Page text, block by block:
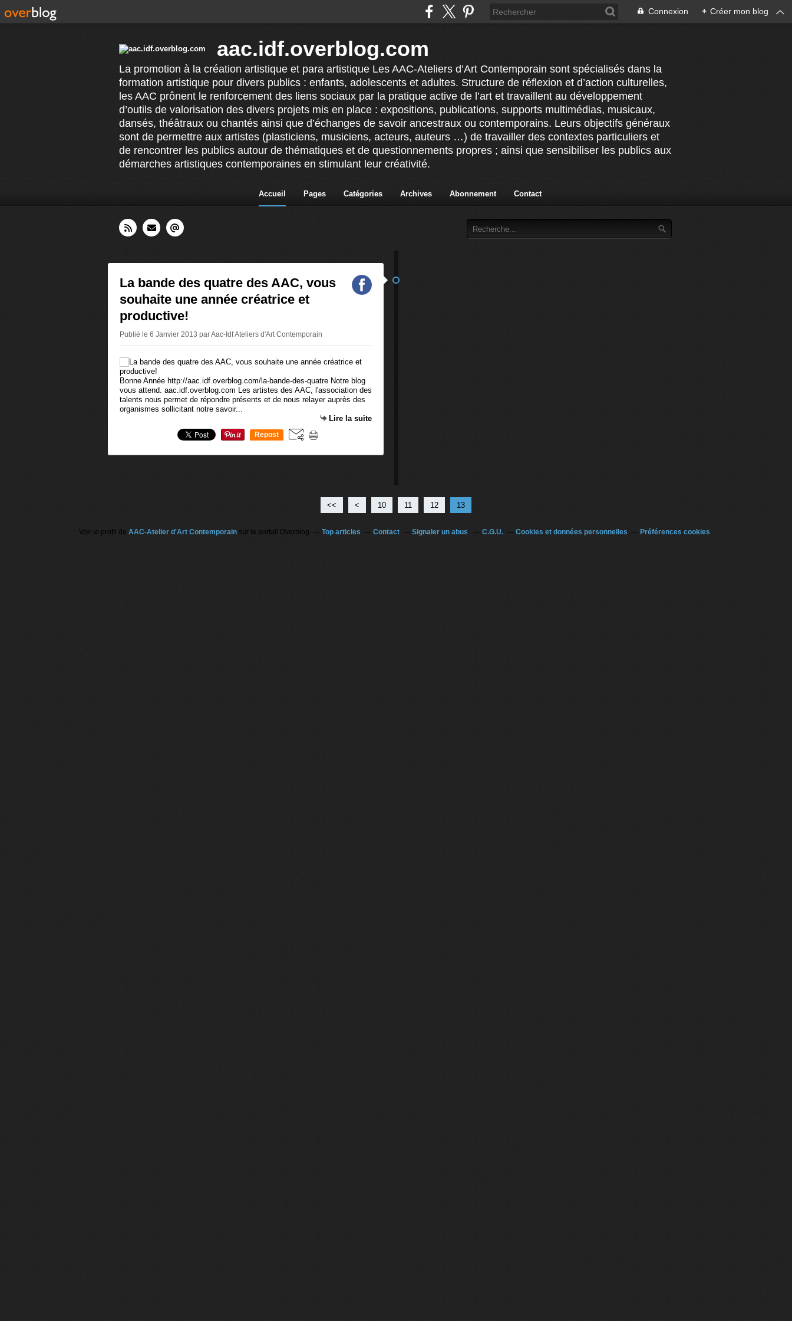
Connexion + Créer mon blog
aac.idf.overblog.com
La promotion à la création artistique et para artistique Les AAC-Ateliers d’Art Contemporain sont spécialisés dans la
formation artistique pour divers publics : enfants, adolescents et adultes. Structure de réflexion et d’action culturelles,
les AAC prônent le renforcement des liens sociaux par la pratique active de l’art et travaillent au développement
d’outils de valorisation des divers projets mis en place : expositions, publications, supports multimédias, musicaux,
dansés, théâtraux ou chantés ainsi que d’échanges de savoir ancestraux ou contemporains. Leurs objectifs généraux
sont de permettre aux artistes (plasticiens, musiciens, acteurs, auteurs …) de travailler des contextes particuliers et
de rencontrer les publics autour de thématiques et de questionnements propres ; ainsi que sensibiliser les publics aux
démarches artistiques contemporaines en stimulant leur créativité.
Accueil Pages Catégories Archives Abonnement Contact
La bande des quatre des AAC, vous
souhaite une année créatrice et
productive!
Publié le 6 Janvier 2013 par Aac-Idf Ateliers d'Art Contemporain
Bonne Année http://aac.idf.overblog.com/la-bande-des-quatre Notre blog
vous attend. aac.idf.overblog.com Les artistes des AAC, l'association des
talents nous permet de répondre présents et de nous relayer auprès des
organismes sollicitant notre savoir...
Lire la suite
Repost
<< < 10 11 12 13
Voir le profil de AAC-Atelier d'Art Contemporainsur le portail Overblog Top articles Contact Signaler un abus C.G.U. Cookies et données personnelles Préférences cookies